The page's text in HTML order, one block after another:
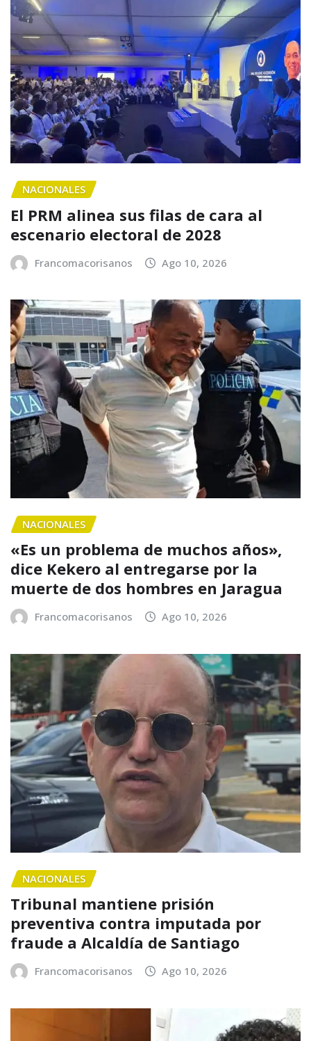
NACIONALES
El PRM alinea sus filas de cara al
escenario electoral de 2028
Francomacorisanos Ago 10, 2026
NACIONALES
«Es un problema de muchos años»,
dice Kekero al entregarse por la
muerte de dos hombres en Jaragua
Francomacorisanos Ago 10, 2026
NACIONALES
Tribunal mantiene prisión
preventiva contra imputada por
fraude a Alcaldía de Santiago
Francomacorisanos Ago 10, 2026